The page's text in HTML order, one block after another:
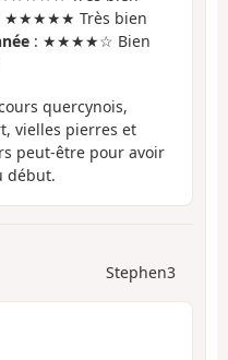
★★★★★ Très bien
: ★★★★☆ Bien
quercynois,
vielles pierres et
peut-être pour avoir
début.
Stephen3